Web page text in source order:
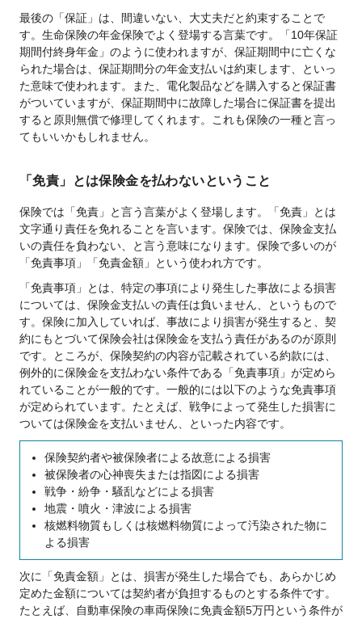
最後の「保証」は、間違いない、大丈夫だと約束することで
す。生命保険の年金保険でよく登場する言葉です。「10年保証
期間付終身年金」のように使われますが、保証期間中に亡くな
られた場合は、保証期間分の年金支払いは約束します、といっ
た意味で使われます。また、電化製品などを購入すると保証書
がついていますが、保証期間中に故障した場合に保証書を提出
すると原則無償で修理してくれます。これも保険の一種と言っ
てもいいかもしれません。
「免責」とは保険金を払わないということ
保険では「免責」と言う言葉がよく登場します。「免責」とは
文字通り責任を免れることを言います。保険では、保険金支払
いの責任を負わない、と言う意味になります。保険で多いのが
「免責事項」「免責金額」という使われ方です。
「免責事項」とは、特定の事項により発生した事故による損害
については、保険金支払いの責任は負いません、というもので
す。保険に加入していれば、事故により損害が発生すると、契
約にもとづいて保険会社は保険金を支払う責任があるのが原則
です。ところが、保険契約の内容が記載されている約款には、
例外的に保険金を支払わない条件である「免責事項」が定めら
れていることが一般的です。一般的には以下のような免責事項
が定められています。たとえば、戦争によって発生した損害に
ついては保険金を支払いません、といった内容です。
保険契約者や被保険者による故意による損害
被保険者の心神喪失または指図による損害
戦争・紛争・騒乱などによる損害
地震・噴火・津波による損害
核燃料物質もしくは核燃料物質によって汚染された物に
よる損害
次に「免責金額」とは、損害が発生した場合でも、あらかじめ
定めた金額については契約者が負担するものとする条件です。
たとえば、自動車保険の車両保険に免責金額5万円という条件が